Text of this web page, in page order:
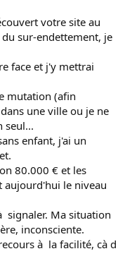
votre site au
sur-endettement, je
face et j'y mettrai
mutation (afin
une ville ou je ne
seul...
enfant, j'ai un
80.000 € et les
aujourd'hui le niveau
signaler. Ma situation
inconsciente.
à la facilité, cà d